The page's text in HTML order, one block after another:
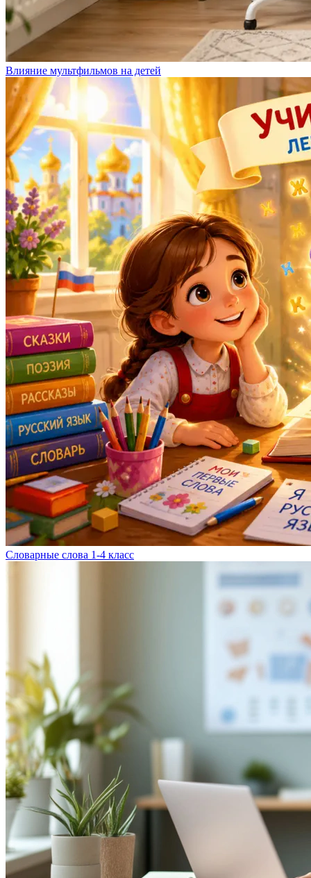
Влияние мультфильмов на детей
Словарные слова 1-4 класс